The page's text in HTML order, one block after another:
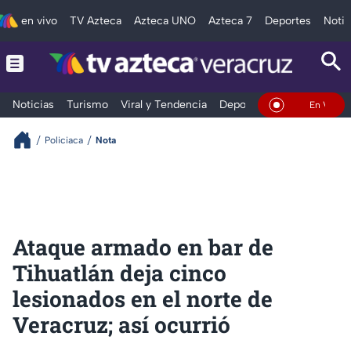
en vivo TV Azteca Azteca UNO Azteca 7 Deportes
Noticias Turismo Viral y Tendencia Deportes Espectáculos
En Vivo
Policiaca Nota
Ataque armado en bar de
Tihuatlán deja cinco
lesionados en el norte de
Veracruz; así ocurrió